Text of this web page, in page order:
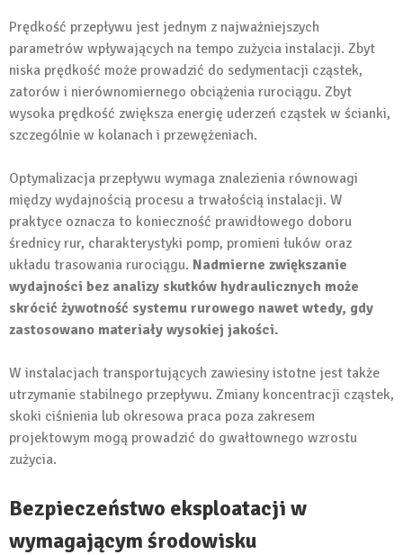
Prędkość przepływu jest jednym z najważniejszych
parametrów wpływających na tempo zużycia instalacji. Zbyt
niska prędkość może prowadzić do sedymentacji cząstek,
zatorów i nierównomiernego obciążenia rurociągu. Zbyt
wysoka prędkość zwiększa energię uderzeń cząstek w ścianki,
szczególnie w kolanach i przewężeniach.
Optymalizacja przepływu wymaga znalezienia równowagi
między wydajnością procesu a trwałością instalacji. W
praktyce oznacza to konieczność prawidłowego doboru
średnicy rur, charakterystyki pomp, promieni łuków oraz
układu trasowania rurociągu. Nadmierne zwiększanie
wydajności bez analizy skutków hydraulicznych może
skrócić żywotność systemu rurowego nawet wtedy, gdy
zastosowano materiały wysokiej jakości.
W instalacjach transportujących zawiesiny istotne jest także
utrzymanie stabilnego przepływu. Zmiany koncentracji cząstek,
skoki ciśnienia lub okresowa praca poza zakresem
projektowym mogą prowadzić do gwałtownego wzrostu
zużycia.
Bezpieczeństwo eksploatacji w
wymagającym środowisku